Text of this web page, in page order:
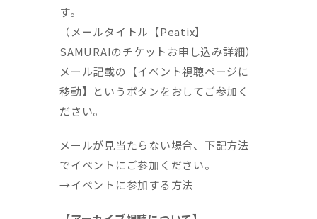
す。
（メールタイトル【Peatix】
SAMURAIのチケットお申し込み詳細）
メール記載の【イベント視聴ページに
移動】というボタンをおしてご参加く
ださい。
メールが見当たらない場合、下記方法
でイベントにご参加ください。
→イベントに参加する方法